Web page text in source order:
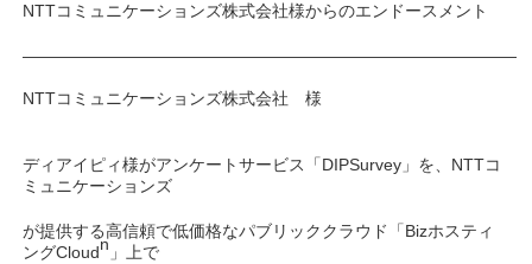
NTTコミュニケーションズ株式会社様からのエンドースメント
NTTコミュニケーションズ株式会社 様
ディアイピィ様がアンケートサービス「DIPSurvey」を、NTTコ
ミュニケーションズ
が提供する高信頼で低価格なパブリッククラウド「Bizホスティ
ングCloudn 」上で